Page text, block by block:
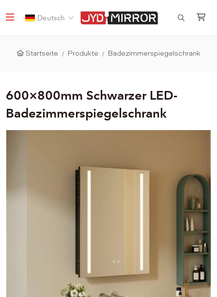
Deutsch
Startseite Produkte Badezimmerspiegelschrank
600×800mm Schwarzer LED-
Badezimmerspiegelschrank